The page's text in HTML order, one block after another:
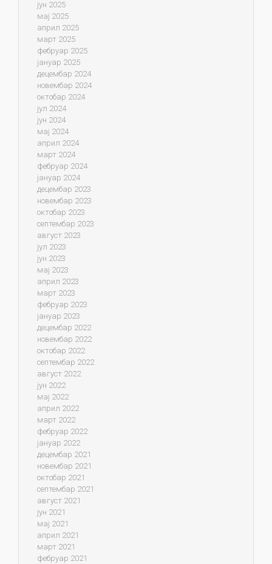
јун 2025
мај 2025
април 2025
март 2025
фебруар 2025
јануар 2025
децембар 2024
новембар 2024
октобар 2024
јул 2024
јун 2024
мај 2024
април 2024
март 2024
фебруар 2024
јануар 2024
децембар 2023
новембар 2023
октобар 2023
септембар 2023
август 2023
јул 2023
јун 2023
мај 2023
април 2023
март 2023
фебруар 2023
јануар 2023
децембар 2022
новембар 2022
октобар 2022
септембар 2022
август 2022
јун 2022
мај 2022
април 2022
март 2022
фебруар 2022
јануар 2022
децембар 2021
новембар 2021
октобар 2021
септембар 2021
август 2021
јун 2021
мај 2021
април 2021
март 2021
фебруар 2021